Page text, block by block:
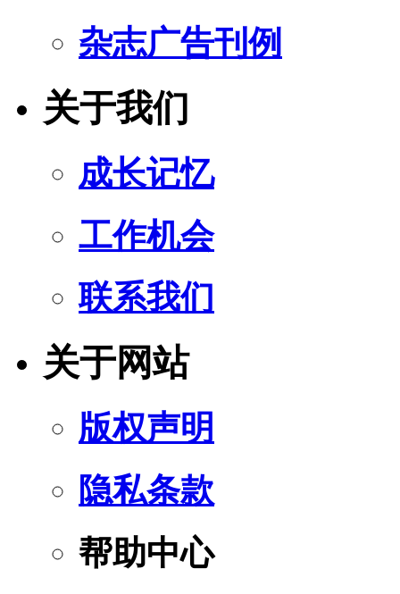
杂志广告刊例
关于我们
成长记忆
工作机会
联系我们
关于网站
版权声明
隐私条款
帮助中心